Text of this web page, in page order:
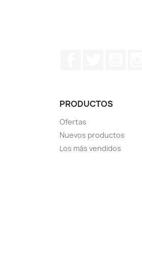
PRODUCTOS
Ofertas
Nuevos productos
Los más vendidos